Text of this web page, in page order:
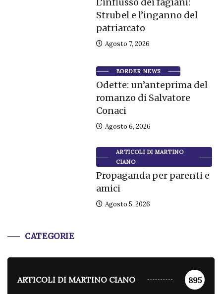
L’influsso dei fagiani:
Strubel e l’inganno del
patriarcato
Agosto 7, 2026
BORDER NEWS
Odette: un’anteprima del
romanzo di Salvatore
Conaci
Agosto 6, 2026
ARTICOLI DI MARTINO
CIANO
Propaganda per parenti e
amici
Agosto 5, 2026
CATEGORIE
ARTICOLI DI MARTINO CIANO 895